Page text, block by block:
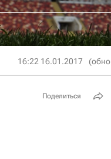
16:22 16.01.2017
Поделиться